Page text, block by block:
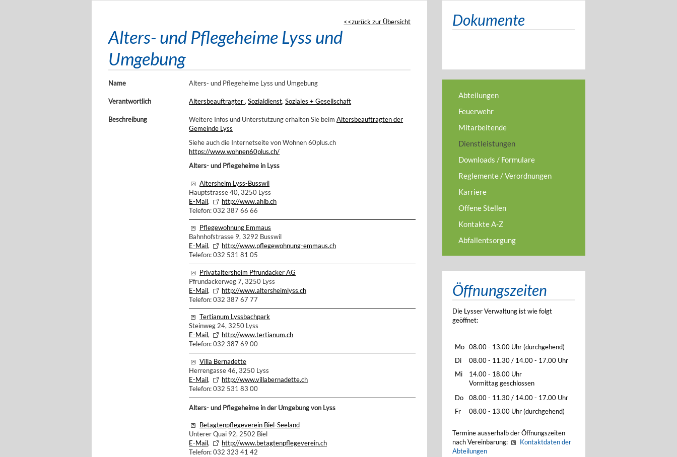
zurück zur Übersicht
Alters- und Pflegeheime Lyss und
Umgebung
Name Alters- und Pflegeheime Lyss und Umgebung
Verantwortlich Altersbeauftragter,Sozialdienst,Soziales + Gesellschaft
Beschreibung Weitere Infos und Unterstützung erhalten Sie beimAltersbeauftragten der
Gemeinde Lyss
Siehe auch die Internetseite von Wohnen 60plus.ch
https://www.wohnen60plus.ch/
Alters- und Pflegeheime in Lyss
Altersheim Lyss-Busswil
Hauptstrasse 40, 3250 Lyss
E-Mail,
http://www.ahlb.ch
Telefon: 032 387 66 66
Pflegewohnung Emmaus
Bahnhofstrasse 9, 3292 Busswil
E-Mail,
http://www.pflegewohnung-emmaus.ch
Telefon: 032 531 81 05
Privataltersheim Pfrundacker AG
Pfrundackerweg 7, 3250 Lyss
E-Mail,
http://www.altersheimlyss.ch
Telefon: 032 387 67 77
Tertianum Lyssbachpark
Steinweg 24, 3250 Lyss
E-Mail,
http://www.tertianum.ch
Telefon: 032 387 69 00
Villa Bernadette
Herrengasse 46, 3250 Lyss
E-Mail,
http://www.villabernadette.ch
Telefon: 032 531 83 00
Alters- und Pflegeheime in der Umgebung von Lyss
Betagtenpflegeverein Biel-Seeland
Unterer Quai 92, 2502 Biel
E-Mail,
http://www.betagtenpflegeverein.ch
Telefon: 032 323 41 42
Dokumente
Abteilungen
Feuerwehr
Mitarbeitende
Dienstleistungen
Downloads / Formulare
Reglemente / Verordnungen
Karriere
Offene Stellen
Kontakte A-Z
Abfallentsorgung
Öffnungszeiten
Die Lysser Verwaltung ist wie folgt
geöffnet:
Mo 08.00 - 13.00 Uhr (durchgehend)
Di
08.00 - 11.30 / 14.00 - 17.00 Uhr
Mi
14.00 - 18.00 Uhr
Vormittag geschlossen
Do
08.00 - 11.30 / 14.00 - 17.00 Uhr
Fr
08.00 - 13.00 Uhr (durchgehend)
Termine ausserhalb der Öffnungszeiten
nach Vereinbarung:
Kontaktdaten der
Abteilungen